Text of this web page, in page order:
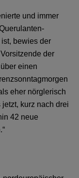
und immer
bewies der
der
einen
eher nörglerisch
kurz nach drei
42 neue